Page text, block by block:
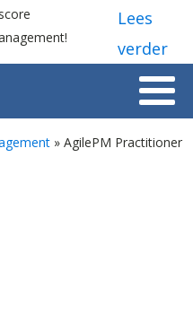
Lees
verder
» AgilePM Practitioner